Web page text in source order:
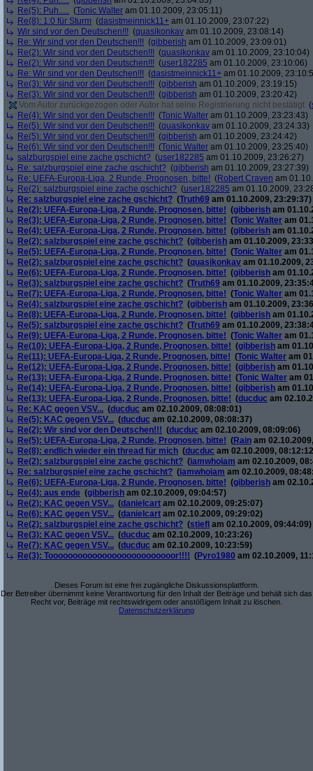
Re(5): Puh..... (Tonic Walter am 01.10.2009, 23:05:11)
Re(8): 1:0 für Sturm (dasistmeinnick11+ am 01.10.2009, 23:07:22)
Wir sind vor den Deutschen!!! (quasikonkav am 01.10.2009, 23:08:14)
Re: Wir sind vor den Deutschen!!! (gibberish am 01.10.2009, 23:09:01)
Re(2): Wir sind vor den Deutschen!!! (quasikonkav am 01.10.2009, 23:10:04)
Re(2): Wir sind vor den Deutschen!!! (user182285 am 01.10.2009, 23:10:06)
Re: Wir sind vor den Deutschen!!! (dasistmeinnick11+ am 01.10.2009,
Re(3): Wir sind vor den Deutschen!!! (gibberish am 01.10.2009, 23:19:15)
Re(3): Wir sind vor den Deutschen!!! (gibberish am 01.10.2009, 23:20:42)
Vom Autor zurückgezogen oder Autor hat seine Registrierung nicht bestätigt (
Re(4): Wir sind vor den Deutschen!!! (Tonic Walter am 01.10.2009, 23:23:43)
Re(5): Wir sind vor den Deutschen!!! (quasikonkav am 01.10.2009, 23:24:33)
Re(5): Wir sind vor den Deutschen!!! (gibberish am 01.10.2009, 23:24:42)
Re(6): Wir sind vor den Deutschen!!! (Tonic Walter am 01.10.2009, 23:25:40)
salzburgspiel eine zache gschicht? (user182285 am 01.10.2009, 23:26:27)
Re: salzburgspiel eine zache gschicht? (gibberish am 01.10.2009, 23:27:39)
Re: UEFA-Europa-Liga, 2 Runde, Prognosen, bitte! (Robert Craven am
Re(2): salzburgspiel eine zache gschicht? (user182285 am 01.10.2009,
Re: salzburgspiel eine zache gschicht? (Truth69 am 01.10.2009, 23:29:37)
Re(2): UEFA-Europa-Liga, 2 Runde, Prognosen, bitte! (gibberish am
Re(3): UEFA-Europa-Liga, 2 Runde, Prognosen, bitte! (Tonic Walter am
Re(4): UEFA-Europa-Liga, 2 Runde, Prognosen, bitte! (gibberish am
Re(2): salzburgspiel eine zache gschicht? (gibberish am 01.10.2009,
Re(5): UEFA-Europa-Liga, 2 Runde, Prognosen, bitte! (Tonic Walter am
Re(2): salzburgspiel eine zache gschicht? (quasikonkav am 01.10.2009,
Re(6): UEFA-Europa-Liga, 2 Runde, Prognosen, bitte! (gibberish am
Re(3): salzburgspiel eine zache gschicht? (Truth69 am 01.10.2009,
Re(7): UEFA-Europa-Liga, 2 Runde, Prognosen, bitte! (Tonic Walter am
Re(4): salzburgspiel eine zache gschicht? (gibberish am 01.10.2009,
Re(8): UEFA-Europa-Liga, 2 Runde, Prognosen, bitte! (gibberish am
Re(5): salzburgspiel eine zache gschicht? (Truth69 am 01.10.2009,
Re(9): UEFA-Europa-Liga, 2 Runde, Prognosen, bitte! (Tonic Walter am
Re(10): UEFA-Europa-Liga, 2 Runde, Prognosen, bitte! (gibberish am
Re(11): UEFA-Europa-Liga, 2 Runde, Prognosen, bitte! (Tonic Walter am
Re(12): UEFA-Europa-Liga, 2 Runde, Prognosen, bitte! (gibberish am
Re(13): UEFA-Europa-Liga, 2 Runde, Prognosen, bitte! (Tonic Walter am
Re(14): UEFA-Europa-Liga, 2 Runde, Prognosen, bitte! (gibberish am
Re(13): UEFA-Europa-Liga, 2 Runde, Prognosen, bitte! (ducduc am
Re: KAC gegen VSV... (ducduc am 02.10.2009, 08:08:01)
Re(5): KAC gegen VSV... (ducduc am 02.10.2009, 08:08:37)
Re(2): Wir sind vor den Deutschen!!! (ducduc am 02.10.2009, 08:09:06)
Re(5): UEFA-Europa-Liga, 2 Runde, Prognosen, bitte! (Rain am
Re(8): endlich wieder ein thread für mich (ducduc am 02.10.2009,
Re(2): salzburgspiel eine zache gschicht? (iamwhoiam am 02.10.2009,
Re: salzburgspiel eine zache gschicht? (iamwhoiam am 02.10.2009,
Re(6): UEFA-Europa-Liga, 2 Runde, Prognosen, bitte! (gibberish am
Re(4): aus ende (gibberish am 02.10.2009, 09:04:57)
Re(2): KAC gegen VSV... (danielcart am 02.10.2009, 09:25:07)
Re(6): KAC gegen VSV... (danielcart am 02.10.2009, 09:29:02)
Re(2): salzburgspiel eine zache gschicht? (stiefl am 02.10.2009, 09:44:09)
Re(3): KAC gegen VSV... (ducduc am 02.10.2009, 10:23:26)
Re(7): KAC gegen VSV... (ducduc am 02.10.2009, 10:23:59)
Re(3): Toooooooooooooooooooooooooor!!!! (Pyro1980 am 02.10.2009,
Dieses Forum ist eine frei zugängliche Diskussionsplattform.
Der Betreiber übernimmt keine Verantwortung für den Inhalt der Beiträge und behält sich das
Recht vor, Beiträge mit rechtswidrigem oder anstößigem Inhalt zu löschen.
Datenschutzerklärung